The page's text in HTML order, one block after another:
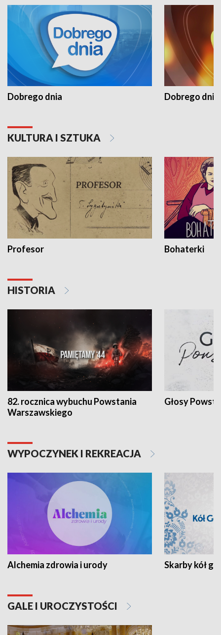
Dobrego dnia Dobrego dnia
KULTURA I SZTUKA
Profesor Bohaterki
HISTORIA
82. rocznica wybuchu Powstania
Warszawskiego
Głosy
WYPOCZYNEK I REKREACJA
Alchemia zdrowia i urody Skarby kół
GALE I UROCZYSTOŚCI